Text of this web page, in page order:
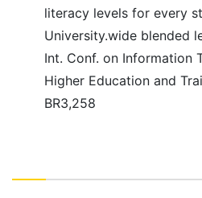
literacy levels for every
University.wide blended
Int. Conf. on Information
Higher Education and
BR3,258